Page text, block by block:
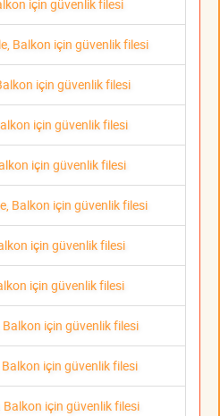
için güvenlik filesi
Balkon için güvenlik filesi
için güvenlik filesi
için güvenlik filesi
için güvenlik filesi
Balkon için güvenlik filesi
için güvenlik filesi
için güvenlik filesi
için güvenlik filesi
için güvenlik filesi
için güvenlik filesi